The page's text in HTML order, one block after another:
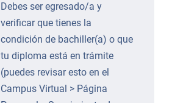
Debes ser egresado/a y
verificar que tienes la
condición de bachiller(a) o que
tu diploma está en trámite
(puedes revisar esto en el
Campus Virtual > Página